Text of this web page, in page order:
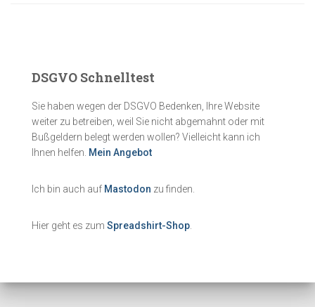
DSGVO Schnelltest
Sie haben wegen der DSGVO Bedenken, Ihre Website
weiter zu betreiben, weil Sie nicht abgemahnt oder mit
Bußgeldern belegt werden wollen? Vielleicht kann ich
Ihnen helfen. Mein Angebot
Ich bin auch auf Mastodon zu finden.
Hier geht es zum Spreadshirt-Shop